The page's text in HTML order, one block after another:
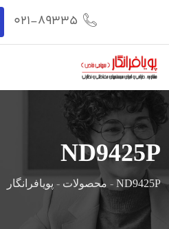
محتوا
021-89335
ND9425P
ND9425P
- محصولات - پویافرانگار